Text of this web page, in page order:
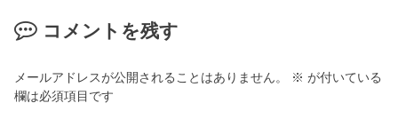
コメントを残す
メールアドレスが公開されることはありません。 ※ が付いている
欄は必須項目です